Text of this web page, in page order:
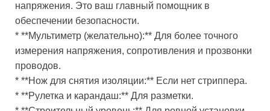
напряжения. Это ваш главный помощник в
обеспечении безопасности.
* **Мультиметр (желательно):** Для более точного
измерения напряжения, сопротивления и прозвонки
проводов.
* **Нож для снятия изоляции:** Если нет стриппера.
* **Рулетка и карандаш:** Для разметки.